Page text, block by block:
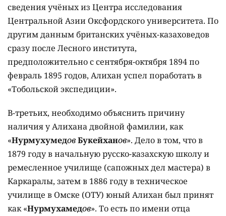
сведения учёных из Центра исследования
Центральной Азии Оксфордского университета. По
другим данным британских учёных-казаховедов
сразу после Лесного института,
предположительно с сентября-октября 1894 по
февраль 1895 годов, Алихан успел поработать в
«Тобольской экспедиции».
В-третьих, необходимо объяснить причину
наличия у Алихана двойной фамилии, как
«НурмухумедовБукейханов». Дело в том, что в
1879 году в начальную русско-казахскую школу и
ремесленное училище (сапожных дел мастера) в
Каркаралы, затем в 1886 году в техническое
училище в Омске (ОТУ) юный Алихан был принят
как «Нурмухамедов». То есть по имени отца